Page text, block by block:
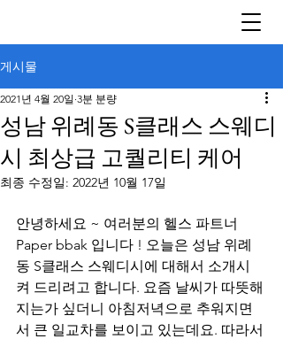
게시물
성남 위례동 S클래스 스웨디
시 최상급 고퀄리티 케어
2021년 4월 20일 3분 분량
최종 수정일: 2022년 10월 17일
안녕하세요 ~ 여러분의 헬스 파트너
Paper bbak 입니다 ! 오늘은 성남 위례
동 S클래스 스웨디시에 대해서 소개시
켜 드리려고 합니다. 요즘 날씨가 따뜻해
지는가 싶더니 아침저녁으로 추워지면
서 큰 일교차를 보이고 있는데요. 따라서